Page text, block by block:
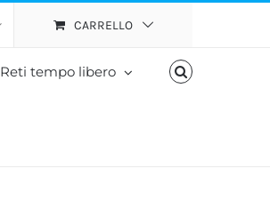
CARRELLO
Reti tempo libero